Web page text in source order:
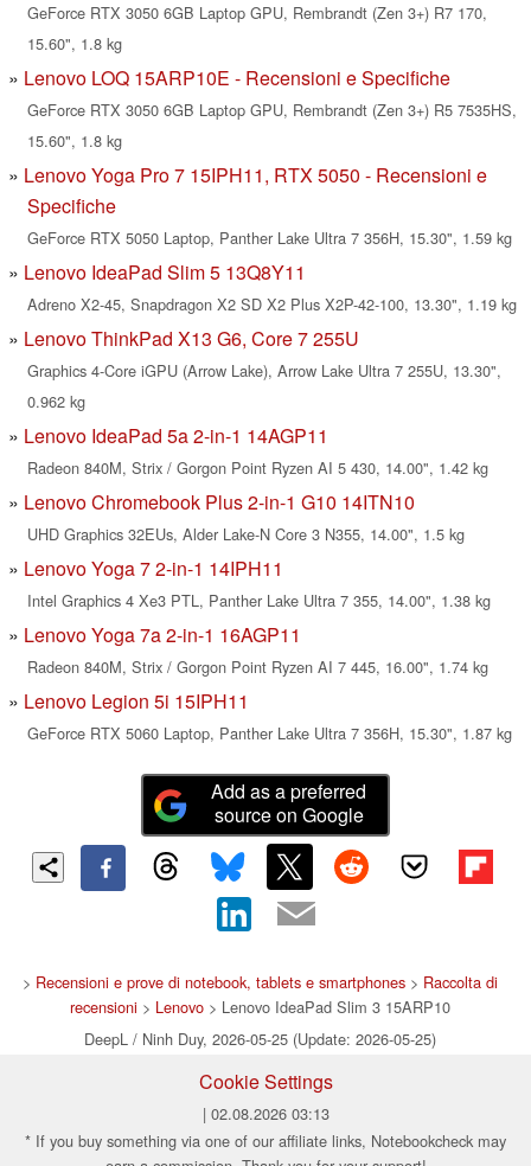
GeForce RTX 3050 6GB Laptop GPU, Rembrandt (Zen 3+) R7 170,
15.60", 1.8 kg
Lenovo LOQ 15ARP10E - Recensioni e Specifiche
GeForce RTX 3050 6GB Laptop GPU, Rembrandt (Zen 3+) R5 7535HS,
15.60", 1.8 kg
Lenovo Yoga Pro 7 15IPH11, RTX 5050 - Recensioni e
Specifiche
GeForce RTX 5050 Laptop, Panther Lake Ultra 7 356H, 15.30", 1.59 kg
Lenovo IdeaPad Slim 5 13Q8Y11
Adreno X2-45, Snapdragon X2 SD X2 Plus X2P-42-100, 13.30", 1.19 kg
Lenovo ThinkPad X13 G6, Core 7 255U
Graphics 4-Core iGPU (Arrow Lake), Arrow Lake Ultra 7 255U, 13.30",
0.962 kg
Lenovo IdeaPad 5a 2-in-1 14AGP11
Radeon 840M, Strix / Gorgon Point Ryzen AI 5 430, 14.00", 1.42 kg
Lenovo Chromebook Plus 2-in-1 G10 14ITN10
UHD Graphics 32EUs, Alder Lake-N Core 3 N355, 14.00", 1.5 kg
Lenovo Yoga 7 2-in-1 14IPH11
Intel Graphics 4 Xe3 PTL, Panther Lake Ultra 7 355, 14.00", 1.38 kg
Lenovo Yoga 7a 2-in-1 16AGP11
Radeon 840M, Strix / Gorgon Point Ryzen AI 7 445, 16.00", 1.74 kg
Lenovo Legion 5i 15IPH11
GeForce RTX 5060 Laptop, Panther Lake Ultra 7 356H, 15.30", 1.87 kg
Add as a preferred
source on Google
> Recensioni e prove di notebook, tablets e smartphones> Raccolta di
recensioni > Lenovo> Lenovo IdeaPad Slim 3 15ARP10
DeepL / Ninh Duy, 2026-05-25 (Update: 2026-05-25)
Cookie Settings
| 02.08.2026 03:13
* If you buy something via one of our affiliate links, Notebookcheck may